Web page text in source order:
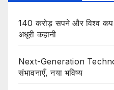
140 करोड़ सपने और विश्व कप
अधूरी कहानी
Next-Generation
संभावनाएँ, नया भविष्य